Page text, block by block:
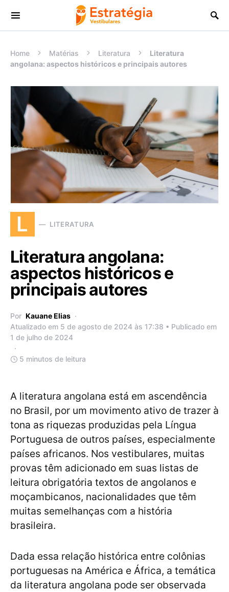
Procurar:
Home Matérias Literatura
Literatura
angolana: aspectos históricos e principais autores
L LITERATURA
Literatura angolana:
aspectos históricos e
principais autores
Por Kauane Elias
Atualizado em 5 de agosto de 2024 às 17:38 • Publicado em
1 de julho de 2024
5 minutos de leitura
A literatura angolana está em ascendência
no Brasil, por um movimento ativo de trazer à
tona as riquezas produzidas pela Língua
Portuguesa de outros países, especialmente
países africanos. Nos vestibulares, muitas
provas têm adicionado em suas listas de
leitura obrigatória textos de angolanos e
moçambicanos, nacionalidades que têm
muitas semelhanças com a história
brasileira.
Dada essa relação histórica entre colônias
portuguesas na América e África, a temática
da literatura angolana pode ser observada